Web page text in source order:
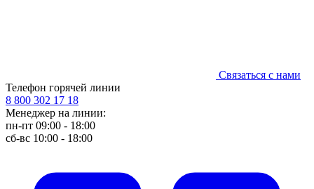
Связаться с нами
Телефон горячей линии
8 800 302 17 18
Менеджер на линии:
пн-пт 09:00 - 18:00
сб-вс 10:00 - 18:00